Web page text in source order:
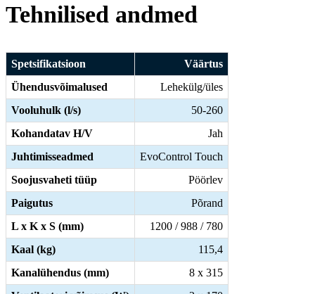
Tehnilised andmed
Spetsifikatsioon
Väärtus
Ühendusvõimalused
Lehekülg/üles
Vooluhulk (l/s)
50-260
Kohandatav H/V
Jah
Juhtimisseadmed
EvoControl Touch
Soojusvaheti tüüp
Pöörlev
Paigutus
Põrand
L x K x S (mm)
1200 / 988 / 780
Kaal (kg)
115,4
Kanalühendus (mm)
8 x 315